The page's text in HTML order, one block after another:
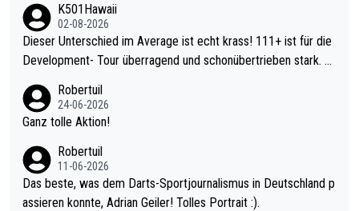
K501Hawaii
02-08-2026
Dieser Unterschied im Average ist echt krass! 111+ ist für die
Development- Tour überragend und schonübertrieben stark. U
mal 40+ erst recht. Da gewinnst keinen Blumentopf - ist ja noc
h krasser wie ein Pokalspiel eines Kreisligisten vs einem Bund
Robertuil
24-06-2026
Ganz tolle Aktion!
Robertuil
11-06-2026
Das beste, was dem Darts-Sportjournalismus in Deutschland p
assieren konnte, Adrian Geiler! Tolles Portrait :).